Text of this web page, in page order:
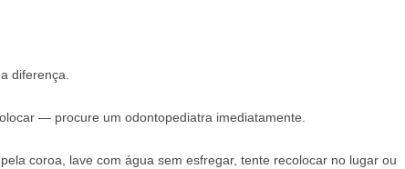
diferença.
— procure um odontopediatra imediatamente.
coroa, lave com água sem esfregar, tente recolocar no lugar ou